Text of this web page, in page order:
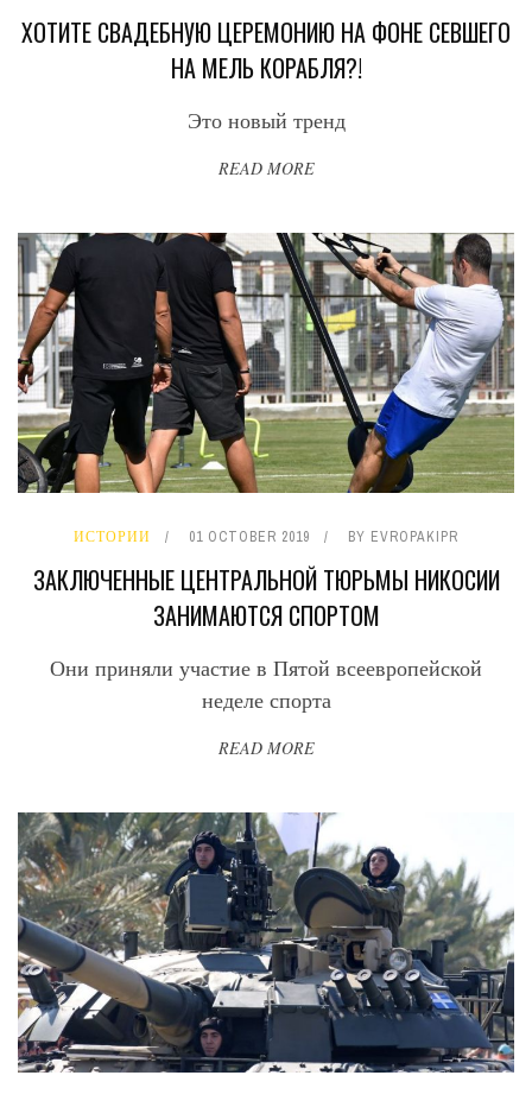
ХОТИТЕ СВАДЕБНУЮ ЦЕРЕМОНИЮ НА ФОНЕ СЕВШЕГО
НА МЕЛЬ КОРАБЛЯ?!
Это новый тренд
READ MORE
ИСТОРИИ 01 OCTOBER 2019 BY EVROPAKIPR
ЗАКЛЮЧЕННЫЕ ЦЕНТРАЛЬНОЙ ТЮРЬМЫ НИКОСИИ
ЗАНИМАЮТСЯ СПОРТОМ
Они приняли участие в Пятой всеевропейской
неделе спорта
READ MORE